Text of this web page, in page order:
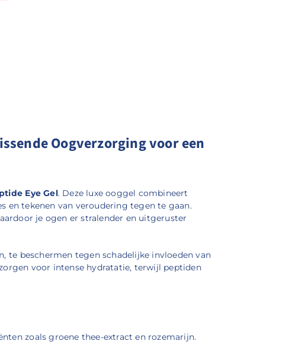
Oogverzorging voor een
Eye Gel. Deze luxe ooggel combineert
en tekenen van veroudering tegen te gaan.
je ogen er stralender en uitgeruster
te beschermen tegen schadelijke invloeden van
voor intense hydratatie, terwijl peptiden
zoals groene thee-extract en rozemarijn.